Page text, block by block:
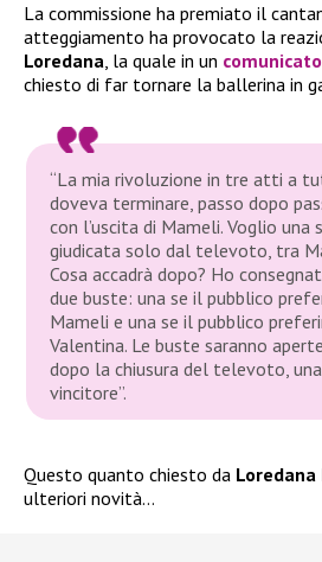
La commissione ha premiato il
atteggiamento ha provocato la
Loredana, la quale in un comunicato
chiesto di far tornare la ballerina in
“La mia rivoluzione in tre atti a
doveva terminare, passo dopo
con l’uscita di Mameli. Voglio una
giudicata solo dal televoto, tra
Cosa accadrà dopo? Ho
due buste: una se il pubblico
Mameli e una se il pubblico
Valentina. Le buste saranno
dopo la chiusura del televoto,
vincitore”.
Questo quanto chiesto da
ulteriori novità…